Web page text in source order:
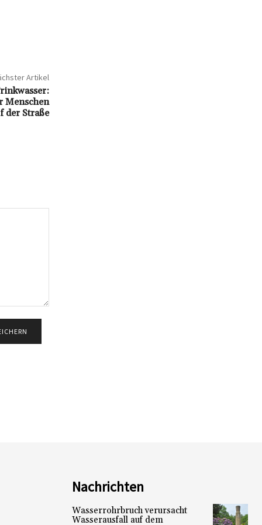
Artikel
Menschen
der Straße
Nachrichten
Wasserrohrbruch verursacht
Wasserausfall auf dem